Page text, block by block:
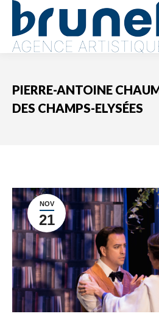
PIERRE-ANTOINE
DES CHAMPS-ELYSÉES
NOV
21